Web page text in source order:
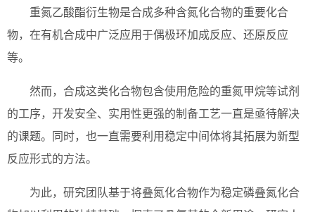
重氮乙酸酯衍生物是合成多种含氮化合物的重要化合
物，在有机合成中广泛应用于偶极环加成反应、还原反应
等。
然而，合成这类化合物包含使用危险的重氮甲烷等试剂
的工序，开发安全、实用性更强的制备工艺一直是亟待解决
的课题。同时，也一直需要利用稳定中间体将其拓展为新型
反应形式的方法。
为此，研究团队基于将叠氮化合物作为稳定磷叠氮化合